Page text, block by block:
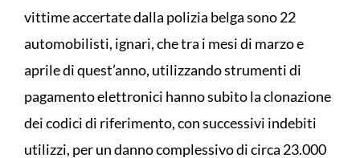
vittime accertate dalla polizia belga sono 22
automobilisti, ignari, che tra i mesi di marzo e
aprile di quest’anno, utilizzando strumenti di
pagamento elettronici hanno subito la clonazione
dei codici di riferimento, con successivi indebiti
utilizzi, per un danno complessivo di circa 23.000